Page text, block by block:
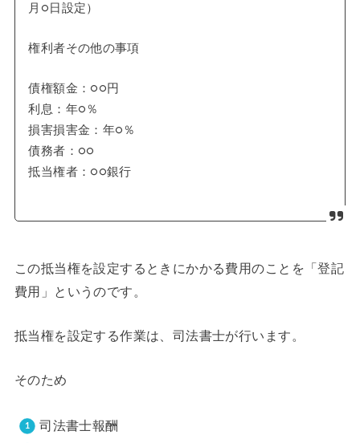
月○日設定）
権利者その他の事項
債権額金：○○円
利息：年○％
損害損害金：年○％
債務者：○○
抵当権者：○○銀行
この抵当権を設定するときにかかる費用のことを「登記
費用」というのです。
抵当権を設定する作業は、司法書士が行います。
そのため
司法書士報酬